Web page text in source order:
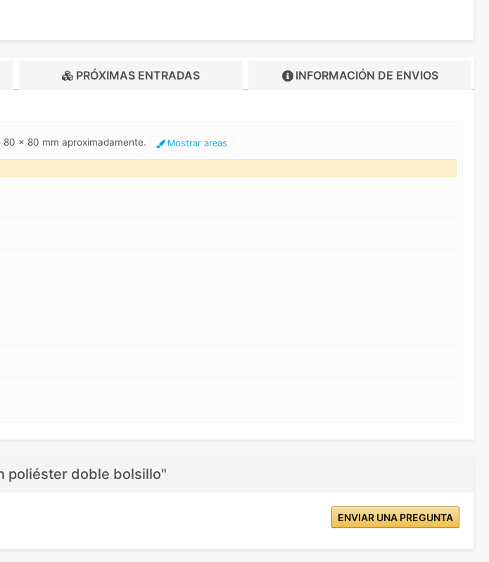
PRÓXIMAS ENTRADAS INFORMACIÓN DE ENVIOS
x 80 mm aproximadamente. Mostrar areas
poliéster doble bolsillo"
ENVIAR UNA PREGUNTA